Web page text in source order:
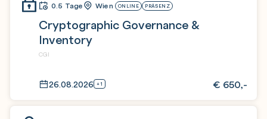
0.5 Tage Wien ONLINE PRÄSENZ
Cryptographic Governance &
Inventory
CGI
26.08.2026 +1 € 650,-